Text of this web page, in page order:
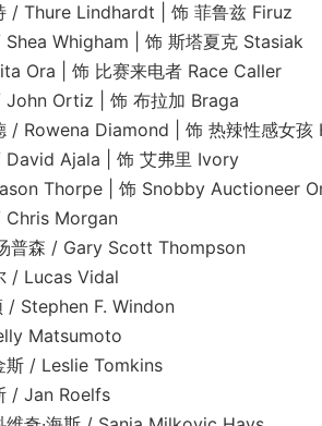
Lindhardt | 饰 菲鲁兹 Firuz
| 饰 斯塔夏克 Stasiak
| 饰 比赛来电者 Race Caller
| 饰 布拉加 Braga
Diamond | 饰 热辣性感女孩
Ajala | 饰 艾弗里 Ivory
| 饰 Snobby Auctioneer
Morgan
/ Gary Scott Thompson
Lucas Vidal
F. Windon
Matsumoto
/ Leslie Tomkins
Roelfs